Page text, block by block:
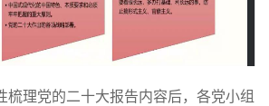
梳理党的二十大报告内容后，各党小组